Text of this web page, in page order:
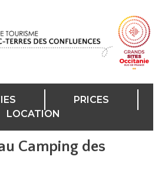
PRICES
LOCATION
Camping des